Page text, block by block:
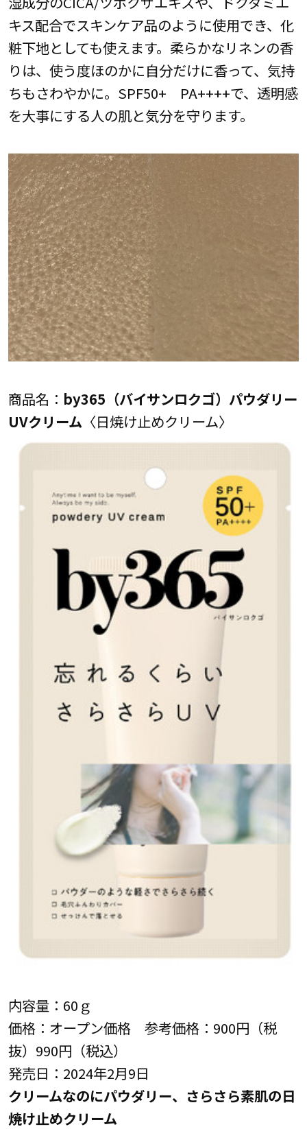
キス配合でスキンケア品のように使用でき、化
粧下地としても使えます。柔らかなリネンの香
りは、使う度ほのかに自分だけに香って、気持
ちもさわやかに。SPF50+ PA++++で、透明感
を大事にする人の肌と気分を守ります。
商品名： by365（バイサンロクゴ）パウダリー
UVクリーム〈日焼け止めクリーム〉
内容量：60ｇ
価格：オープン価格 参考価格：900円（税
抜）990円（税込）
発売日：2024年2月9日
クリームなのにパウダリー、さらさら素肌の日
焼け止めクリーム